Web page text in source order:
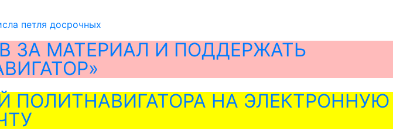
петля досрочных
ЗА МАТЕРИАЛ И ПОДДЕРЖАТЬ
НА ЭЛЕКТРОННУЮ